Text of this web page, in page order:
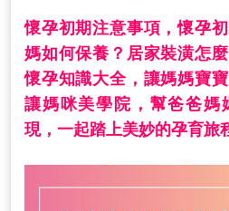
懷孕初期注意事項，懷孕
媽如何保養？居家裝潢怎
懷孕知識大全，讓媽媽寶
讓媽咪美學院，幫爸爸媽
現，一起踏上美妙的孕育旅